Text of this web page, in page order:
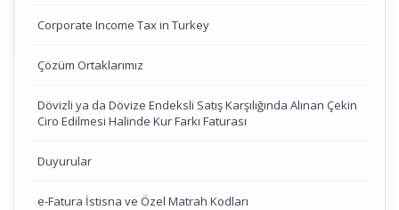
Corporate Income Tax in Turkey
Çözüm Ortaklarımız
Dövizli ya da Dövize Endeksli Satış Karşılığında Alınan Çekin
Ciro Edilmesi Halinde Kur Farkı Faturası
Duyurular
e-Fatura İstisna ve Özel Matrah Kodları